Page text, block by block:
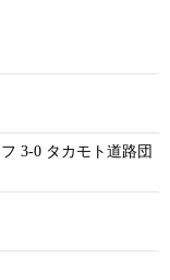
3-0 タカモト道路団